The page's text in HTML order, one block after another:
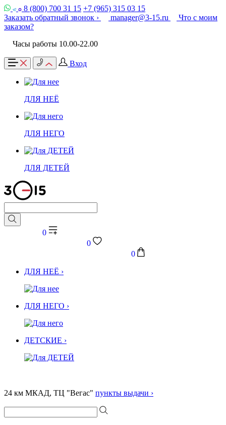
8 (800) 700 31 15 +7 (965) 315 03 15
Заказать обратный звонок ›
manager@3-15.ru
Что с моим
заказом?
Часы работы 10.00-22.00
Вход
ДЛЯ НЕЁ
ДЛЯ НЕГО
ДЛЯ ДЕТЕЙ
0
0
0
ДЛЯ НЕЁ ›
ДЛЯ НЕГО ›
ДЕТСКИЕ ›
24 км МКАД, ТЦ "Вегас" пункты выдачи ›